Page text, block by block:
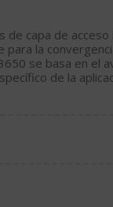
de capa de
para la
se basa en el
de la